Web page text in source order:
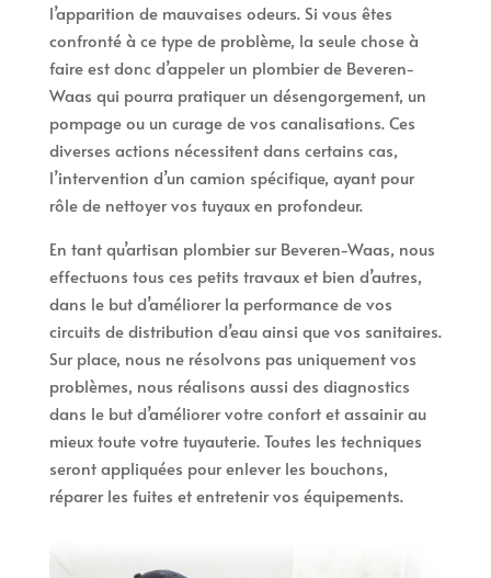
l’apparition de mauvaises odeurs. Si vous êtes
confronté à ce type de problème, la seule chose à
faire est donc d’appeler un plombier de Beveren-
Waas qui pourra pratiquer un désengorgement, un
pompage ou un curage de vos canalisations. Ces
diverses actions nécessitent dans certains cas,
l’intervention d’un camion spécifique, ayant pour
rôle de nettoyer vos tuyaux en profondeur.
En tant qu’artisan plombier sur Beveren-Waas, nous
effectuons tous ces petits travaux et bien d’autres,
dans le but d’améliorer la performance de vos
circuits de distribution d’eau ainsi que vos sanitaires.
Sur place, nous ne résolvons pas uniquement vos
problèmes, nous réalisons aussi des diagnostics
dans le but d’améliorer votre confort et assainir au
mieux toute votre tuyauterie. Toutes les techniques
seront appliquées pour enlever les bouchons,
réparer les fuites et entretenir vos équipements.